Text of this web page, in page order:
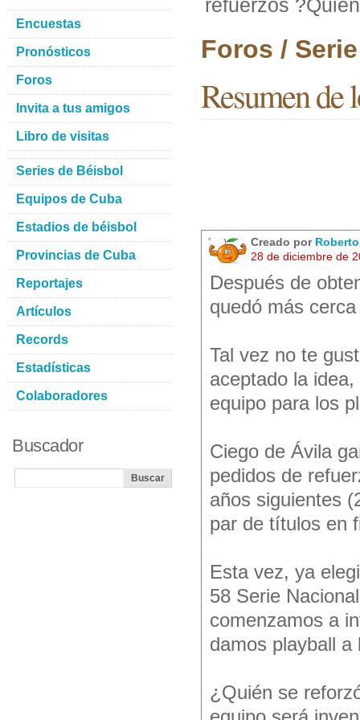
refuerzos
Foros /
Resumen de
Creado por
28 de diciembre de
Después de
quedó más
Tal vez no te
aceptado la
equipo para los
Ciego de Ávila
pedidos de
años siguientes
par de títulos en
Esta vez, ya
58 Serie
comenzamos a
damos playball a
¿Quién se
Encuestas
Pronósticos
Foros
Invita a tus amigos
Libro de visitas
Series de Béisbol
Equipos de Cuba
Estadios de béisbol
Provincias de Cuba
Reportajes
Artículos
Records
Estadísticas
Colaboradores
Buscador